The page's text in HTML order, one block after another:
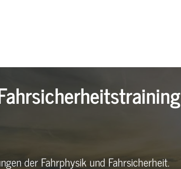
der Fahrphysik und Fahrsicherheit.